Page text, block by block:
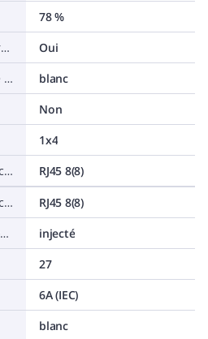
78 %
Protection du levier d'arrêt
Oui
Couleur de la douille de protection contre le ployage
blanc
Non
1x4
Type de connecteur raccordement 2
RJ45 8(8)
Type de connecteur raccordement 1
RJ45 8(8)
Douille de protection contre le ployage
injecté
27
6A (IEC)
blanc